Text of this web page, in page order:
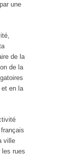
une
de la
de la
et en la
ville
rues